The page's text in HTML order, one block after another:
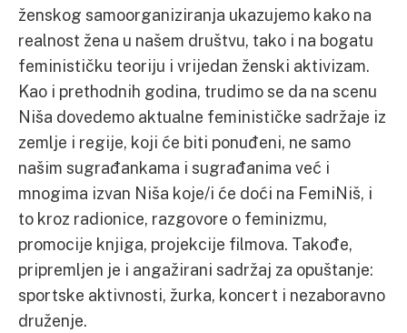
ženskog samoorganiziranja ukazujemo kako na
realnost žena u našem društvu, tako i na bogatu
feminističku teoriju i vrijedan ženski aktivizam.
Kao i prethodnih godina, trudimo se da na scenu
Niša dovedemo aktualne feminističke sadržaje iz
zemlje i regije, koji će biti ponuđeni, ne samo
našim sugrađankama i sugrađanima već i
mnogima izvan Niša koje/i će doći na FemiNiš, i
to kroz radionice, razgovore o feminizmu,
promocije knjiga, projekcije filmova. Takođe,
pripremljen je i angažirani sadržaj za opuštanje:
sportske aktivnosti, žurka, koncert i nezaboravno
druženje.